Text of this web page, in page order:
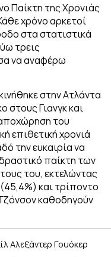
Παίκτη της Χρονιάς
χρόνο αρκετοί
στα στατιστικά
τρεις
να αναφέρω
στην Ατλάντα
στους Γιανγκ και
του
επιθετική χρονιά
την ευκαιρία να
παίκτη των
του, εκτελώντας
και τρίποντο
καθοδηγούν
Αλεξάντερ Γουόκερ